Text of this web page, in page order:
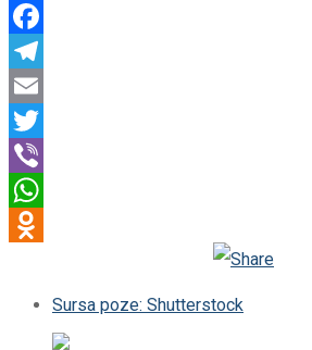
Odnoklassniki
Sursa poze: Shutterstock